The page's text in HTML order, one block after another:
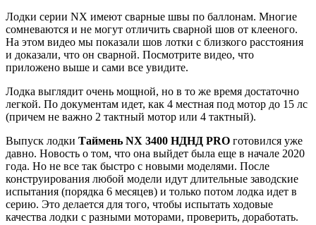
Лодки серии NX имеют сварные швы по баллонам. Многие
сомневаются и не могут отличить сварной шов от клееного.
На этом видео мы показали шов лотки с близкого расстояния
и доказали, что он сварной. Посмотрите видео, что
приложено выше и сами все увидите.
Лодка выглядит очень мощной, но в то же время достаточно
легкой. По документам идет, как 4 местная под мотор до 15 лс
(причем не важно 2 тактный мотор или 4 тактный).
Выпуск лодки Таймень NX 3400 НДНД PRO готовился уже
давно. Новость о том, что она выйдет была еще в начале 2020
года. Но не все так быстро с новыми моделями. После
конструирования любой модели идут длительные заводские
испытания (порядка 6 месяцев) и только потом лодка идет в
серию. Это делается для того, чтобы испытать ходовые
качества лодки с разными моторами, проверить, доработать.